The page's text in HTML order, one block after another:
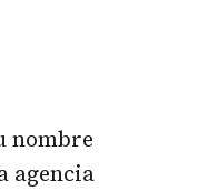
nombre
agencia